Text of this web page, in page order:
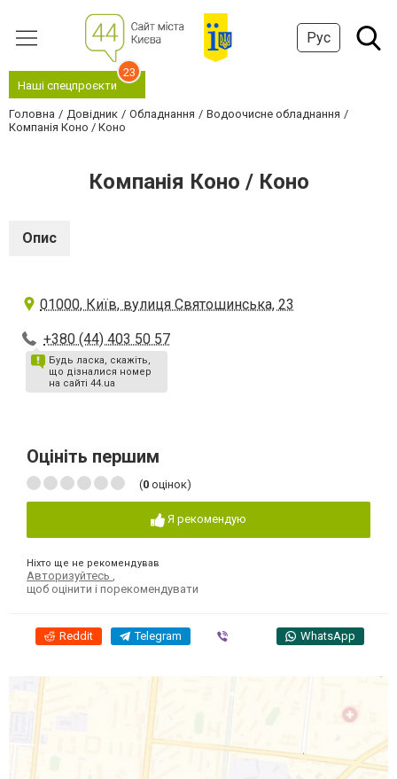
Рус
Наші спецпроєкти
23
Головна Довідник Обладнання
Водоочисне обладнання
Компанія Коно / Коно
Компанія Коно / Коно
Опис
01000, Київ, вулиця Святошинська, 23
+380 (44) 403 50 57
Будь ласка, скажіть,
що дізналися номер
на сайті 44.ua
Оцініть першим
(0 оцінок)
Я рекомендую
Ніхто ще не рекомендував
Авторизуйтесь
щоб оцінити і порекомендувати
Reddit Telegram WhatsApp